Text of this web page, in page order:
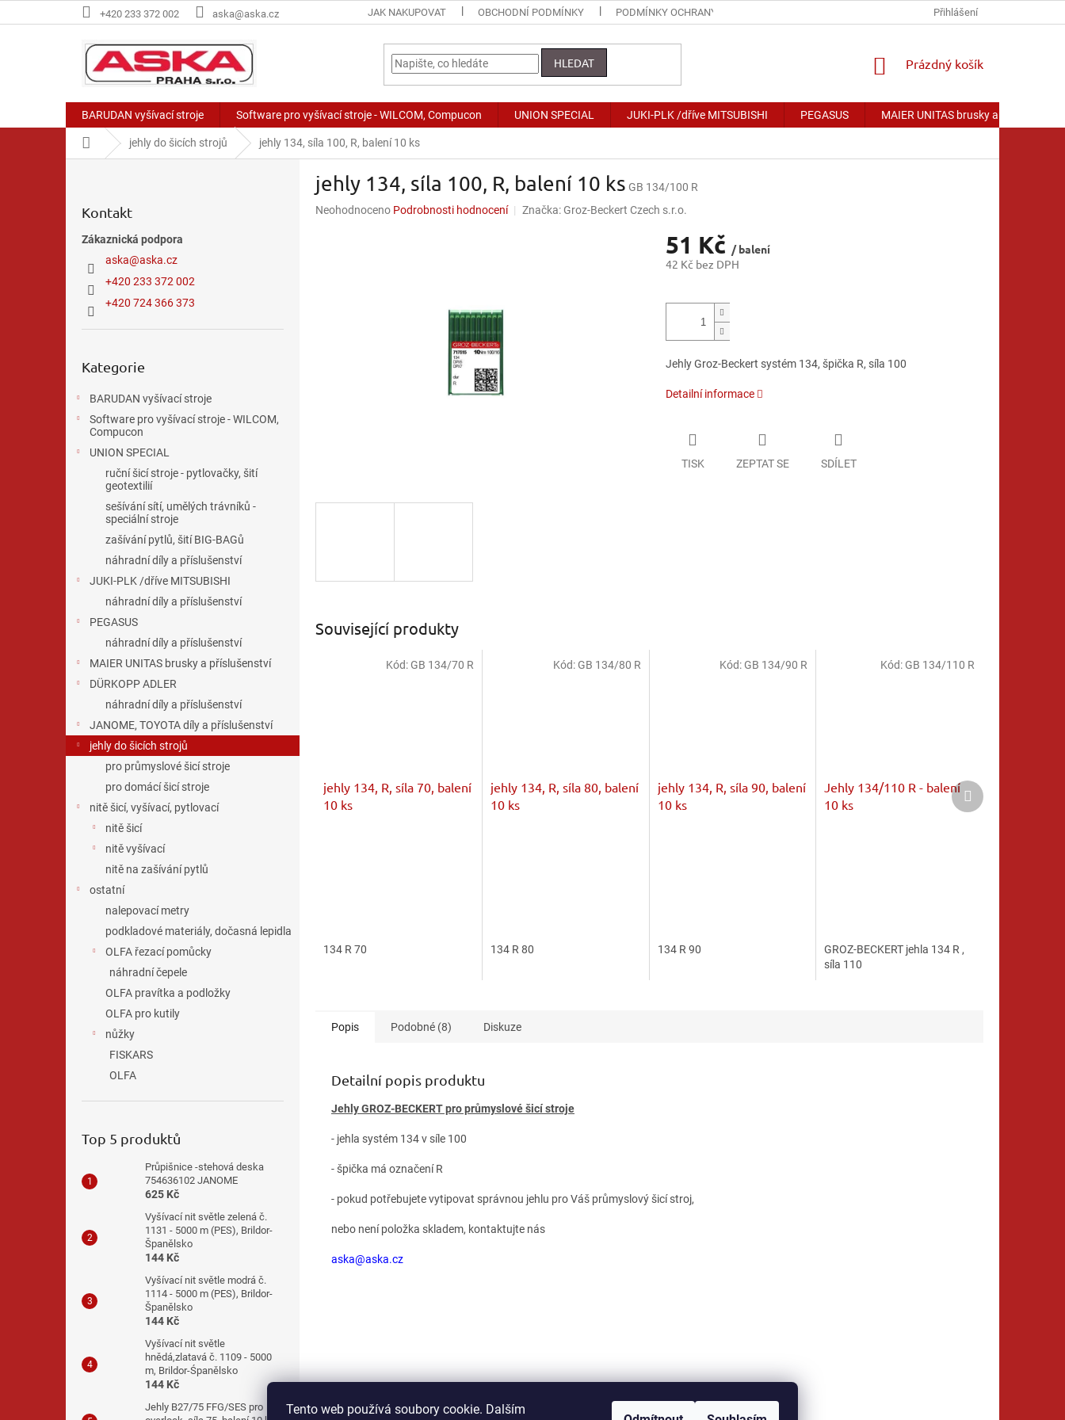
Tento web používá soubory cookie. Dalším
na
+420 233 372 002 aska@aska.cz JAK NAKUPOVAT OBCHODNÍ PODMÍNKY PODMÍNKY OCHRANY OSOBNÍCH ÚDAJŮ Přihlášení
HLEDAT
NÁKUPNÍ
Prázdný košík
BARUDAN vyšívací stroje Software pro vyšívací stroje - WILCOM, Compucon UNION SPECIAL JUKI-PLK /dříve MITSUBISHI PEGASUS MAIER UNITAS brusky a příslušenství
Domů jehly do šicích strojů jehly 134, síla 100, R, balení 10 ks
Kontakt
Zákaznická podpora
aska@aska.cz
+420 233 372 002
+420 724 366 373
kategorie
Kategorie
BARUDAN vyšívací stroje
Software pro vyšívací stroje - WILCOM,
Compucon
UNION SPECIAL
ruční šicí stroje - pytlovačky, šití
geotextilií
sešívání sítí, umělých trávníků -
speciální stroje
zašívání pytlů, šití BIG-BAGů
náhradní díly a příslušenství
JUKI-PLK /dříve MITSUBISHI
náhradní díly a příslušenství
PEGASUS
náhradní díly a příslušenství
MAIER UNITAS brusky a příslušenství
DÜRKOPP ADLER
náhradní díly a příslušenství
JANOME, TOYOTA díly a příslušenství
jehly do šicích strojů
pro průmyslové šicí stroje
pro domácí šicí stroje
nitě šicí, vyšívací, pytlovací
nitě šicí
nitě vyšívací
nitě na zašívání pytlů
ostatní
nalepovací metry
podkladové materiály, dočasná lepidla
OLFA řezací pomůcky
náhradní čepele
OLFA pravítka a podložky
OLFA pro kutily
nůžky
FISKARS
OLFA
Top 5 produktů
Průpišnice -stehová deska
754636102 JANOME
625 Kč
Vyšívací nit světle zelená č.
1131 - 5000 m (PES), Brildor-
Španělsko
144 Kč
Vyšívací nit světle modrá č.
1114 - 5000 m (PES), Brildor-
Španělsko
144 Kč
Vyšívací nit světle
hnědá,zlatavá č. 1109 - 5000
m, Brildor-Śpanělsko
144 Kč
Jehly B27/75 FFG/SES pro
jehly 134, síla 100, R, balení 10 ks GB 134/100 R
Průměrné
Neohodnoceno Podrobnosti hodnocení Značka: Groz-Beckert Czech s.r.o.
51 Kč / balení
42 Kč bez DPH
cena:
Jehly Groz-Beckert systém 134, špička R, síla 100
Detailní informace
TISK ZEPTAT SE SDÍLET
Související produkty
jehly 134, R, síla 70, balení
10 ks
134 R 70
Kód: GB 134/70 R
jehly 134, R, síla 80, balení
10 ks
134 R 80
Kód: GB 134/80 R
jehly 134, R, síla 90, balení
10 ks
134 R 90
Kód: GB 134/90 R
Jehly 134/110 R - balení
10 ks
GROZ-BECKERT jehla 134 R ,
síla 110
Kód: GB 134/110 R
Další
produkt
Popis Podobné (8) Diskuze
Detailní popis produktu
Jehly GROZ-BECKERT pro průmyslové šicí stroje
- jehla systém 134 v síle 100
- špička má označení R
- pokud potřebujete vytipovat správnou jehlu pro Váš průmyslový šicí stroj,
nebo není položka skladem, kontaktujte nás
aska@aska.cz